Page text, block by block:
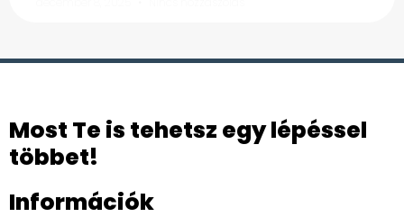
Most Te is tehetsz egy lépéssel
többet!
Információk